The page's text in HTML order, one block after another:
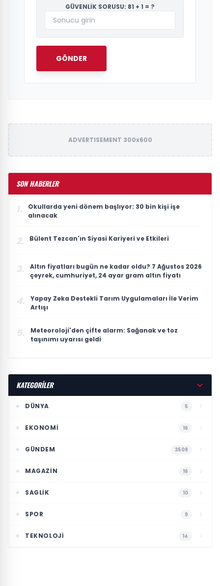
GÜVENLİK SORUSU: 81 + 1 = ?
GÖNDER
ADVERTISEMENT 300x600
SON HABERLER
1.
Okullarda yeni dönem başlıyor: 30 bin kişi işe
alınacak
2. Bülent Tezcan'ın Siyasi Kariyeri ve Etkileri
3.
Altın fiyatları bugün ne kadar oldu? 7 Ağustos 2026
çeyrek, cumhuriyet, 24 ayar gram altın fiyatı
4.
Yapay Zeka Destekli Tarım Uygulamaları İle Verim
Artışı
5.
Meteoroloji'den çifte alarm: Sağanak ve toz
taşınımı uyarısı geldi
KATEGORİLER
DÜNYA 5
EKONOMI 16
GÜNDEM 3509
MAGAZIN 16
SAGLIK 10
SPOR 9
TEKNOLOJI 14